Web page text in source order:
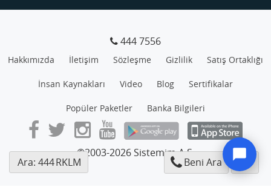
444 7556
Hakkımızda İletişim Sözleşme Gizlilik Satış Ortaklığı
İnsan Kaynakları Video Blog Sertifikalar
Popüler Paketler Banka Bilgileri
©2003-2026 Sistemim A.Ş.
Ara: 444RKLM Beni Ara